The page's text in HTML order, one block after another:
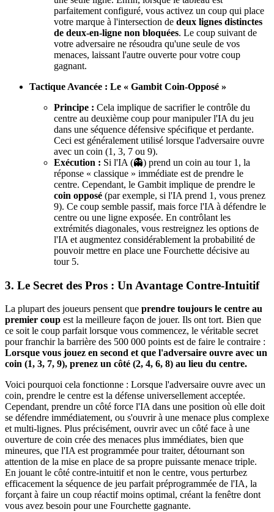
parfaitement configuré, vous activez un coup qui place
votre marque à l'intersection de deux lignes distinctes
de deux-en-ligne non bloquées. Le coup suivant de
votre adversaire ne résoudra qu'une seule de vos
menaces, laissant l'autre ouverte pour votre coup
gagnant.
Tactique Avancée : Le « Gambit Coin-Opposé »
Principe : Cela implique de sacrifier le contrôle du
centre au deuxième coup pour manipuler l'IA du jeu
dans une séquence défensive spécifique et perdante.
Ceci est généralement utilisé lorsque l'adversaire ouvre
avec un coin (1, 3, 7 ou 9).
Exécution : Si l'IA (👻) prend un coin au tour 1, la
réponse « classique » immédiate est de prendre le
centre. Cependant, le Gambit implique de prendre le
coin opposé (par exemple, si l'IA prend 1, vous prenez
9). Ce coup semble passif, mais force l'IA à défendre le
centre ou une ligne exposée. En contrôlant les
extrémités diagonales, vous restreignez les options de
l'IA et augmentez considérablement la probabilité de
pouvoir mettre en place une Fourchette décisive au
tour 5.
3. Le Secret des Pros : Un Avantage Contre-Intuitif
La plupart des joueurs pensent que prendre toujours le centre au
premier coup est la meilleure façon de jouer. Ils ont tort. Bien que
ce soit le coup parfait lorsque vous commencez, le véritable secret
pour franchir la barrière des 500 000 points est de faire le contraire :
Lorsque vous jouez en second et que l'adversaire ouvre avec un
coin (1, 3, 7, 9), prenez un côté (2, 4, 6, 8) au lieu du centre.
Voici pourquoi cela fonctionne : Lorsque l'adversaire ouvre avec un
coin, prendre le centre est la défense universellement acceptée.
Cependant, prendre un côté force l'IA dans une position où elle doit
se défendre immédiatement, ou s'ouvrir à une menace plus complexe
et multi-lignes. Plus précisément, ouvrir avec un côté face à une
ouverture de coin crée des menaces plus immédiates, bien que
mineures, que l'IA est programmée pour traiter, détournant son
attention de la mise en place de sa propre puissante menace triple.
En jouant le côté contre-intuitif et non le centre, vous perturbez
efficacement la séquence de jeu parfait préprogrammée de l'IA, la
forçant à faire un coup réactif moins optimal, créant la fenêtre dont
vous avez besoin pour une Fourchette gagnante.